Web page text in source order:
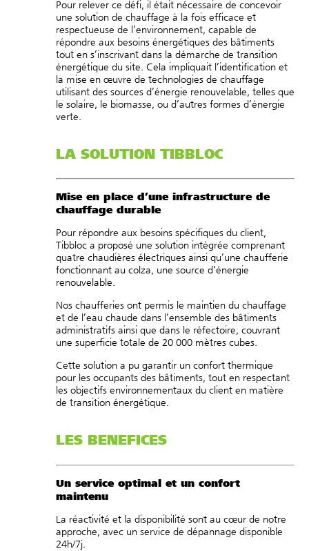
Pour relever ce défi, il était nécessaire de concevoir
une solution de chauffage à la fois efficace et
respectueuse de l’environnement, capable de
répondre aux besoins énergétiques des bâtiments
tout en s’inscrivant dans la démarche de transition
énergétique du site. Cela impliquait l’identification et
la mise en œuvre de technologies de chauffage
utilisant des sources d’énergie renouvelable, telles que
le solaire, le biomasse, ou d’autres formes d’énergie
verte.
LA SOLUTION TIBBLOC
Mise en place d’une infrastructure de
chauffage durable
Pour répondre aux besoins spécifiques du client,
Tibbloc a proposé une solution intégrée comprenant
quatre chaudières électriques ainsi qu’une chaufferie
fonctionnant au colza, une source d’énergie
renouvelable.
Nos chaufferies ont permis le maintien du chauffage
et de l’eau chaude dans l’ensemble des bâtiments
administratifs ainsi que dans le réfectoire, couvrant
une superficie totale de 20 000 mètres cubes.
Cette solution a pu garantir un confort thermique
pour les occupants des bâtiments, tout en respectant
les objectifs environnementaux du client en matière
de transition énergétique.
LES BENEFICES
Un service optimal et un confort
maintenu
La réactivité et la disponibilité sont au cœur de notre
approche, avec un service de dépannage disponible
24h/7j.